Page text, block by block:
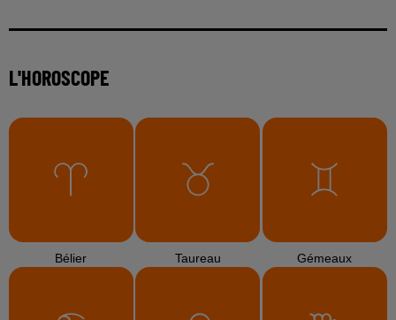
Éclipse solaire du 12 août 2026 : le CHU de Nîmes
3 août 2026
électro attendue au cœur...